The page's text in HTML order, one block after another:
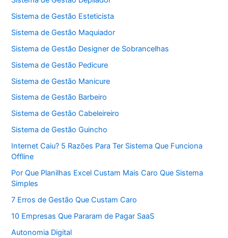
Sistema de Gestão Esteticista
Sistema de Gestão Maquiador
Sistema de Gestão Designer de Sobrancelhas
Sistema de Gestão Pedicure
Sistema de Gestão Manicure
Sistema de Gestão Barbeiro
Sistema de Gestão Cabeleireiro
Sistema de Gestão Guincho
Internet Caiu? 5 Razões Para Ter Sistema Que Funciona
Offline
Por Que Planilhas Excel Custam Mais Caro Que Sistema
Simples
7 Erros de Gestão Que Custam Caro
10 Empresas Que Pararam de Pagar SaaS
Autonomia Digital